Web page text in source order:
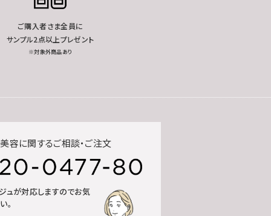
ご購入者さま全員に
サンプル2点以上プレゼント
※対象外商品あり
容に関するご相談・ご注文
ュが対応しますのでお気
。